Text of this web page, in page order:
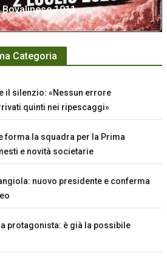
1911
Categoria
il silenzio: «Nessun errore
quinti nei ripescaggi»
forma la squadra per la Prima
e novità societarie
nuovo presidente e conferma
protagonista: è già la possibile